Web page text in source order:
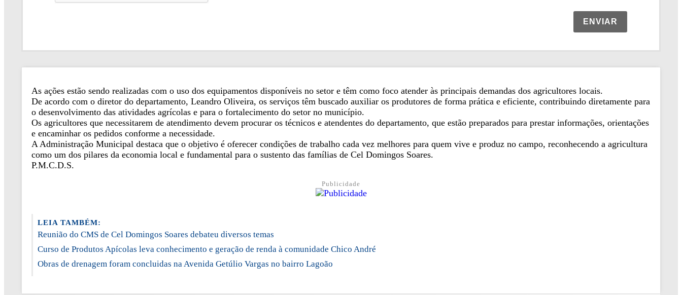
ENVIAR
As ações estão sendo realizadas com o uso dos equipamentos disponíveis no setor e têm como foco atender às principais demandas dos agricultores locais.
De acordo com o diretor do departamento, Leandro Oliveira, os serviços têm buscado auxiliar os produtores de forma prática e eficiente, contribuindo diretamente para
o desenvolvimento das atividades agrícolas e para o fortalecimento do setor no município.
Os agricultores que necessitarem de atendimento devem procurar os técnicos e atendentes do departamento, que estão preparados para prestar informações, orientações
e encaminhar os pedidos conforme a necessidade.
A Administração Municipal destaca que o objetivo é oferecer condições de trabalho cada vez melhores para quem vive e produz no campo, reconhecendo a agricultura
como um dos pilares da economia local e fundamental para o sustento das famílias de Cel Domingos Soares.
P.M.C.D.S.
Publicidade
LEIA TAMBÉM:
Reunião do CMS de Cel Domingos Soares debateu diversos temas
Curso de Produtos Apícolas leva conhecimento e geração de renda à comunidade Chico André
Obras de drenagem foram concluidas na Avenida Getúlio Vargas no bairro Lagoão